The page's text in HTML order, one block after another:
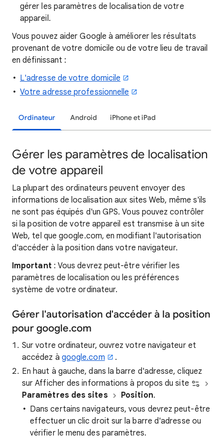
gérer les paramètres de localisation de votre
appareil.
Vous pouvez aider Google à améliorer les résultats
provenant de votre domicile ou de votre lieu de travail
en définissant :
L'adresse de votre domicile
Votre adresse professionnelle
Ordinateur Android iPhone et iPad
Gérer les paramètres de localisation
de votre appareil
La plupart des ordinateurs peuvent envoyer des
informations de localisation aux sites Web, même s'ils
ne sont pas équipés d'un GPS. Vous pouvez contrôler
si la position de votre appareil est transmise à un site
Web, tel que google.com, en modifiant l'autorisation
d'accéder à la position dans votre navigateur.
Important : Vous devrez peut-être vérifier les
paramètres de localisation ou les préférences
système de votre ordinateur.
Gérer l'autorisation d'accéder à la position
pour google.com
Sur votre ordinateur, ouvrez votre navigateur et
accédez à google.com
.
En haut à gauche, dans la barre d'adresse, cliquez
sur Afficher des informations à propos du site
Paramètres des sites
Position.
Dans certains navigateurs, vous devrez peut-être
effectuer un clic droit sur la barre d'adresse ou
vérifier le menu des paramètres.